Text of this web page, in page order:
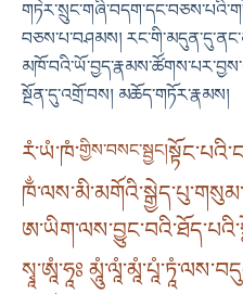
བཅས་པ་བཤམས།
སྔོན་དུ་འགྲོ་བས། མཆོད་གཏོར་རྣམས།
རཾ་ཡཾ་ཁཾ་གྱིས་བསང་སྦྱང།
སྭཱ་ཨཱཾ་ཧཱཿ